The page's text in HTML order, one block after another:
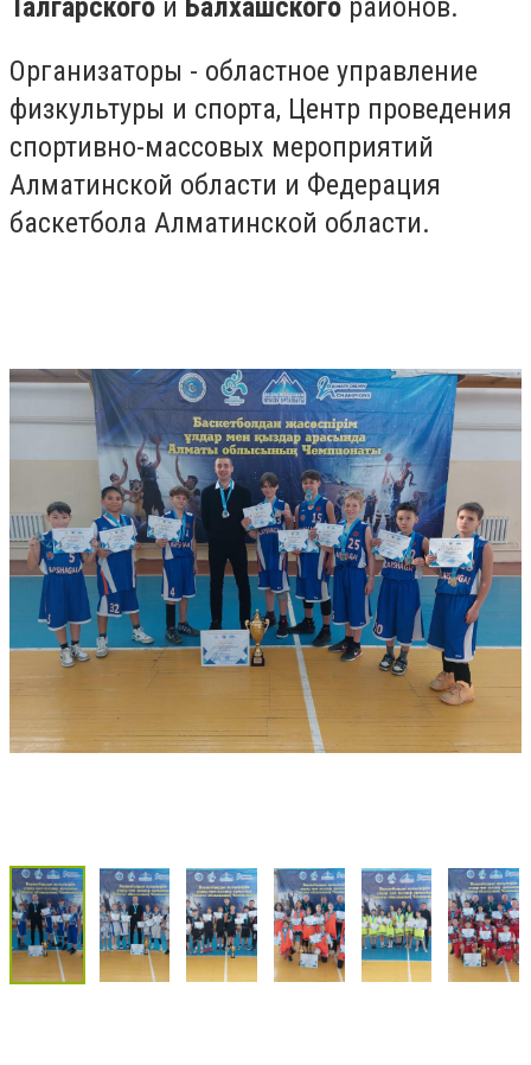
Талгарского и Балхашского районов.
Организаторы - областное управление
физкультуры и спорта, Центр проведения
спортивно-массовых мероприятий
Алматинской области и Федерация
баскетбола Алматинской области.